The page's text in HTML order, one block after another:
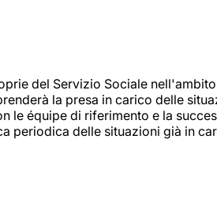
del Servizio Sociale
la presa in carico delle
équipe di riferimento e la
periodica delle situazioni già in